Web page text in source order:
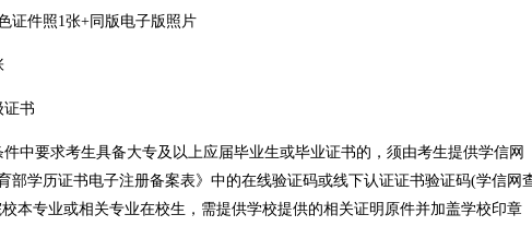
件照1张+同版电子版照片
书
要求考生具备大专及以上应届毕业生或毕业证书的，须由考生提供学信网
部学历证书电子注册备案表》中的在线验证码或线下认证证书验证码(学信网
本专业或相关专业在校生，需提供学校提供的相关证明原件并加盖学校印章